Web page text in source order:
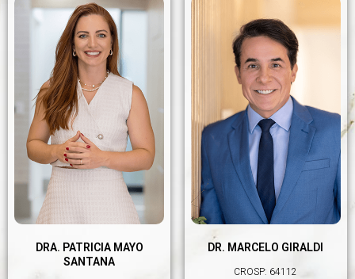
DRA. PATRICIA MAYO
SANTANA
DR. MARCELO GIRALDI
CROSP: 64112